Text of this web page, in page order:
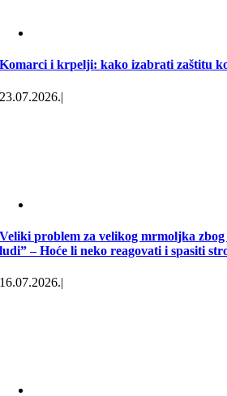
Komarci i krpelji: kako izabrati zaštitu
23.07.2026.|
Veliki problem za velikog mrmoljka zbog
ludi” – Hoće li neko reagovati i spasiti
16.07.2026.|